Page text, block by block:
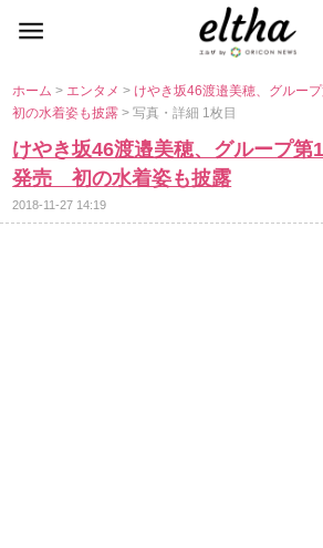
ホーム> エンタメ> けやき坂46渡邉美穂、グルー
初の水着姿も披露> 写真・詳細 1枚目
けやき坂46渡邉美穂、グループ第
発売 初の水着姿も披露
2018-11-27 14:19